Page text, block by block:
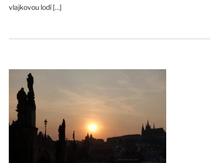
vlajkovou lodí […]